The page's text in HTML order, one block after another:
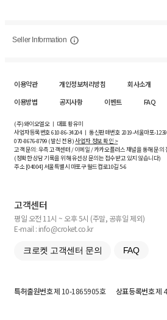
Seller Information
이용약관 개인정보처리방침 회사소개
이용방법
공지사항 이벤트 FAQ
(주)와이오엘오 ㅣ 대표 황유미
사업자등록번호610-86-34204ㅣ 통신판매번호 2019-서울마포-
070-8676-8799 (발신 전용)사업자 정보 확인 >
고객 문의: 우측 고객센터 / 이메일 / 카카오플러스 채널을 통해 문의
(정확한 상담 기록을 위해 유선상 문의는 접수받고 있지 않습니다)
주소 [04004] 서울특별시 마포구 월드컵로10길5-6
고객센터
평일 오전 11시 ~ 오후 5시 (주말, 공휴일 제외)
E-mail : info@croket.co.kr
크로켓 고객센터 문의 FAQ
특허출원번호제 10-1865905호 상표등록번호제